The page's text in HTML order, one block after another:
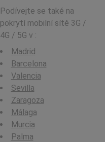
Podívejte se také na
pokrytí mobilní sítě 3G /
4G / 5G v :
Madrid
Barcelona
Valencia
Sevilla
Zaragoza
Málaga
Murcia
Palma